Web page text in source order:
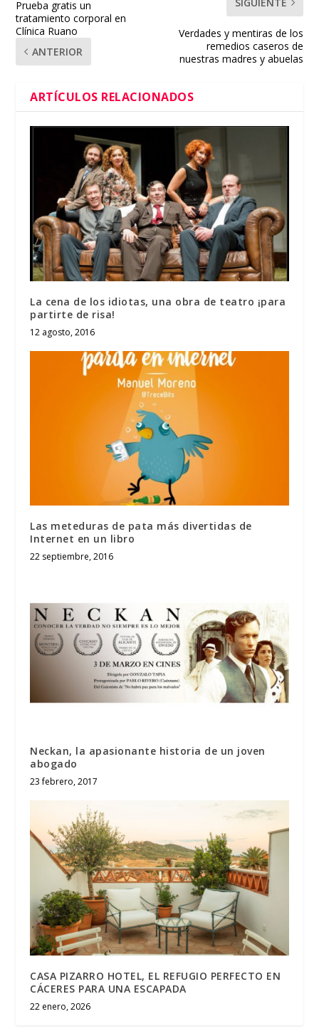
Prueba gratis un
tratamiento corporal en
Clínica Ruano
ANTERIOR
Verdades y mentiras de los
remedios caseros de
nuestras madres y abuelas
ARTÍCULOS RELACIONADOS
La cena de los idiotas, una obra de teatro ¡para
partirte de risa!
12 agosto, 2016
Las meteduras de pata más divertidas de
Internet en un libro
22 septiembre, 2016
Neckan, la apasionante historia de un joven
abogado
23 febrero, 2017
CASA PIZARRO HOTEL, EL REFUGIO PERFECTO EN
CÁCERES PARA UNA ESCAPADA
22 enero, 2026